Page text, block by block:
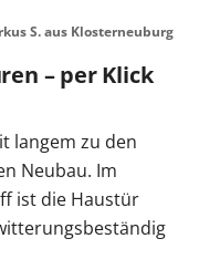
S. aus Klosterneuburg
– per Klick
langem zu den
Neubau. Im
ist die Haustür